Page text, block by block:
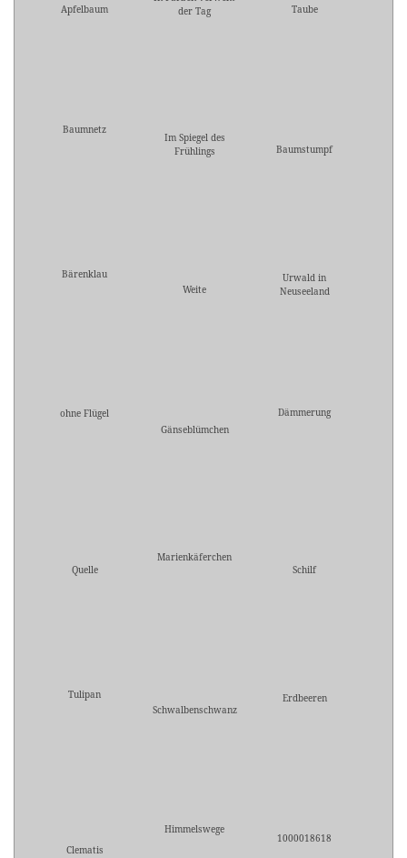
Apfelbaum
der Tag
Taube
Baumnetz
Im Spiegel des
Frühlings
Baumstumpf
Bärenklau
Weite
Urwald in
Neuseeland
ohne Flügel
Gänseblümchen
Dämmerung
Quelle
Marienkäferchen
Schilf
Tulipan
Schwalbenschwanz
Erdbeeren
Clematis
Himmelswege
1000018618